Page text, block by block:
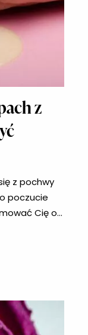
z
z pochwy
poczucie
Cię o
rybę, chleb
co jest
się,